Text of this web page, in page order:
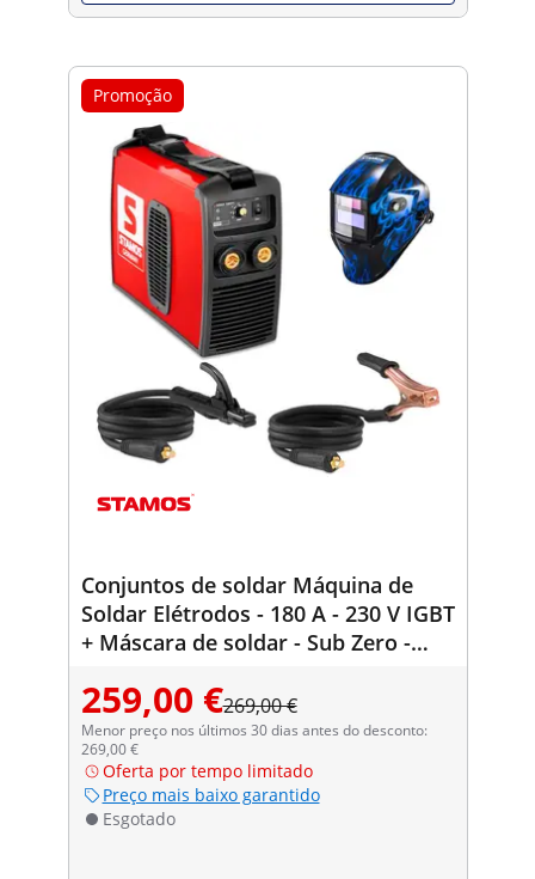
Promoção
Conjuntos de soldar Máquina de
Soldar Elétrodos - 180 A - 230 V IGBT
+ Máscara de soldar - Sub Zero -
259,00 €269,00 €
Menor preço nos últimos 30 dias antes do desconto:
269,00 €
Oferta por tempo limitado
Preço mais baixo garantido
Esgotado